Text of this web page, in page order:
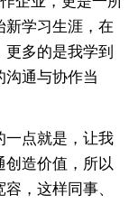
新学习生涯，在
多的是我学到
沟通与协作当
点就是，让我
创造价值，所以
，这样同事、